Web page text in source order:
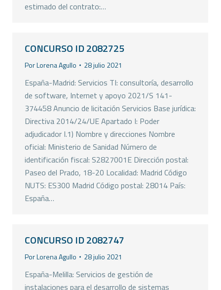
estimado del contrato:…
CONCURSO ID 2082725
PorLorena Agullo 28 julio 2021
España-Madrid: Servicios TI: consultoría, desarrollo
de software, Internet y apoyo 2021/S 141-
374458 Anuncio de licitación Servicios Base jurídica:
Directiva 2014/24/UE Apartado I: Poder
adjudicador I.1) Nombre y direcciones Nombre
oficial: Ministerio de Sanidad Número de
identificación fiscal: S2827001E Dirección postal:
Paseo del Prado, 18-20 Localidad: Madrid Código
NUTS: ES300 Madrid Código postal: 28014 País:
España…
CONCURSO ID 2082747
PorLorena Agullo 28 julio 2021
España-Melilla: Servicios de gestión de
instalaciones para el desarrollo de sistemas